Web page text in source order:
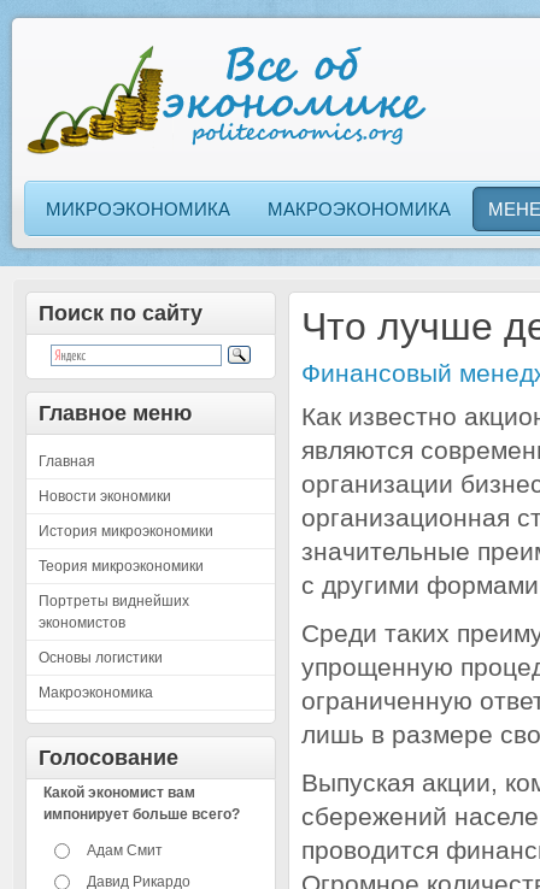
МИКРОЭКОНОМИКА МАКРОЭКОНОМИКА
Поиск по сайту
Главное меню
Главная
Новости экономики
История микроэкономики
Теория микроэкономики
Портреты виднейших
экономистов
Основы логистики
Макроэкономика
Голосование
Какой экономист вам
импонирует больше всего?
Адам Смит
Давид Рикардо
Что лучше
Финансовый
Как известно
являются
организации
организационная
значительные
с другими
Среди таких
упрощенную
ограниченную
лишь в размере
Выпуская акции,
сбережений
проводится